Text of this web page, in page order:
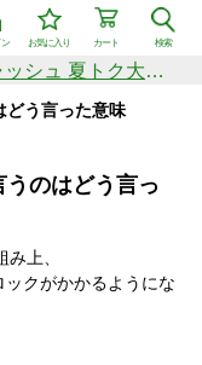
検索
カート
お気に入り
総額50万円分が当たる！ビットキャッシュ 夏トク大感謝祭
どう言った意味
のはどう言っ
上、
クがかかるようにな